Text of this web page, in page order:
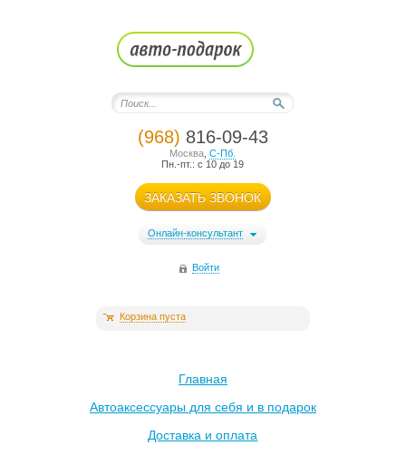
(968) 816-09-43
Москва ,С-Пб.
Пн.-пт.: с 10 до 19
ЗАКАЗАТЬ ЗВОНОК
Онлайн-консультант
Войти
Корзина пуста
Главная
Автоаксессуары для себя и в подарок
Доставка и оплата